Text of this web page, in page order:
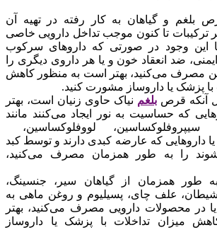
بلغم و گیاهان به کار رفته در تهیه آن
ترکیبات تا کنون موجب تداخل دارویی خاصی
این وجود در صورتی که داروهای سرکوب
ضد انعقاد خون و یا هر داروی دیگری را
مصرف می‌کنید، بهتر است به منظور کاهش
با پزشک یا داروساز مشورت کنید.
آنکه قرص بلغم نیاک حاوی زنیان است، بهتر
که حساسیت به نور ایجاد می‌کنند مانند
سیپروفلوکساسین، لووفلوکساسین،
و یا داروهایی که عارضه کبدی دارند و توسط کبد
را به طور همزمان مصرف می‌کنید،
طور همزمان از گیاهان سیر، جنسینگ،
شیطان، علف چای، پسیلیوم و روغن ماهی به
در محصولات دارویی مصرف می‌کنید، بهتر
میزان تداخلات با پزشک یا داروساز